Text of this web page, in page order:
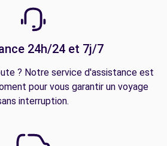
24h/24 et 7j/7
? Notre service d'assistance est
pour vous garantir un voyage
interruption.